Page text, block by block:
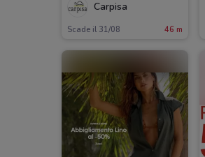
Carpisa
Scade il 31/08 46 m